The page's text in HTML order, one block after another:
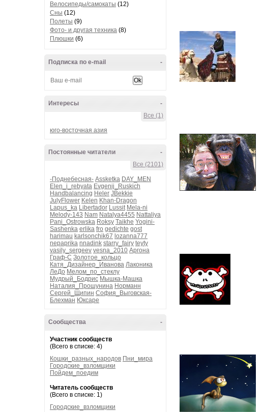
Велосипеды/самокаты (12)
Сны (12)
Полеты (9)
Фото- и другая техника (8)
Плюшки (6)
-
Подписка по e-mail
-
Интересы
Все (1)
юго-восточная азия
-
Постоянные читатели
Все (2101)
-Поднебесная- Assketka DAY_MEN
Elen_i_rebyata Evgenij_Ruskich
Handbalancing Heler JBekkie
JulyFlower Kelen Khan-Dragon
Lapus_ka Libertador Lussit Mela-ni
Melody-143 Nam Natalya4455 Nattaliya
Pani_Ostrowska Roksy Taikhe Yogini-
Sashenka erlika fro gedichte gost
harimau karlsonchik67 lozanna777
nepaprika nnadink starry_fairy teyty
vasily_sergeev vesna_2010 Аргона
Граф-С Золотое_кольцо
Катя_Дизайнер_Иванова Лаконика
ЛеДо Мелом_по_стеклу
Мудрый_Бодрис Мышка-Машка
Наталия_Прошунина Норманн
Сергей_Щипин София_Выговская-
Блехман Юксаре
-
Сообщества
Участник сообществ
(Всего в списке: 4)
Кошки_разных_народов Пни_мира
Городские_взломщики
Пойдем_поедим
Читатель сообществ
(Всего в списке: 1)
Городские_взломщики